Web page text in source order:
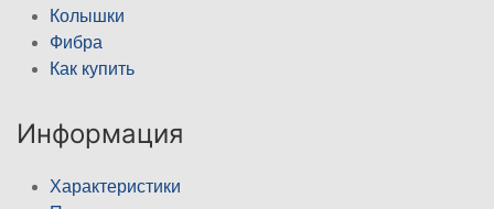
Колышки
Фибра
Как купить
Информация
Характеристики